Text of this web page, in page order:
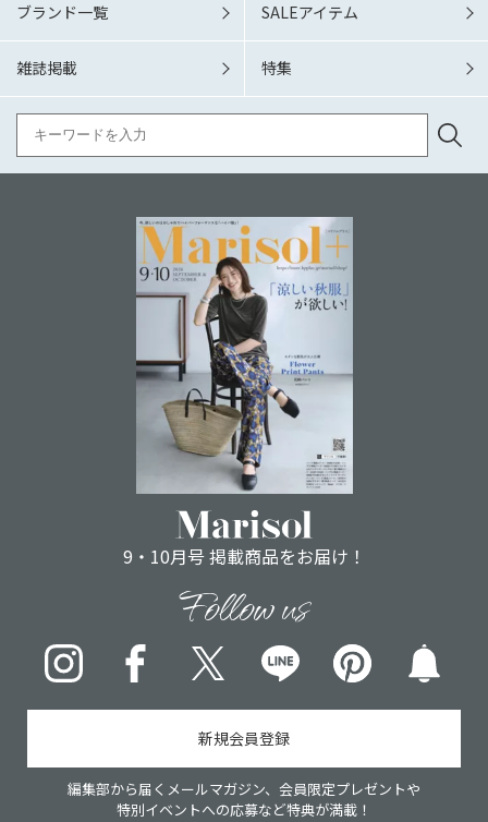
ブランド一覧 SALEアイテム
雑誌掲載 特集
9・10月号 掲載商品をお届け！
Follow us
InstagramFacebookX LINE pinterest
新規会員登録
編集部から届くメールマガジン、会員限定プレゼントや
特別イベントへの応募など特典が満載！